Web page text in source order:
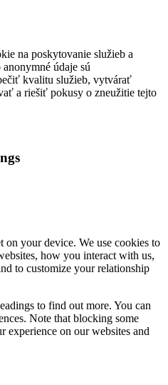
na poskytovanie služieb a
údaje sú
kvalitu služieb, vytvárať
a riešiť pokusy o zneužitie tejto
on your device. We use cookies to
how you interact with us,
to customize your relationship
to find out more. You can
Note that blocking some
experience on our websites and